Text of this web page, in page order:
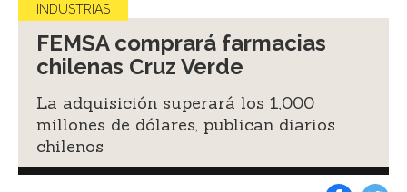
INDUSTRIAS
FEMSA comprará farmacias
chilenas Cruz Verde
La adquisición superará los 1,000
millones de dólares, publican diarios
chilenos